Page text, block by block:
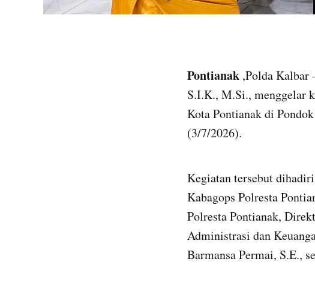
Pontianak ,Polda Kalbar
S.I.K., M.Si., menggelar
Kota Pontianak di
(3/7/2026).
Kegiatan tersebut
Kabagops Polresta
Polresta Pontianak,
Administrasi dan
Barmansa Permai, S.E.,